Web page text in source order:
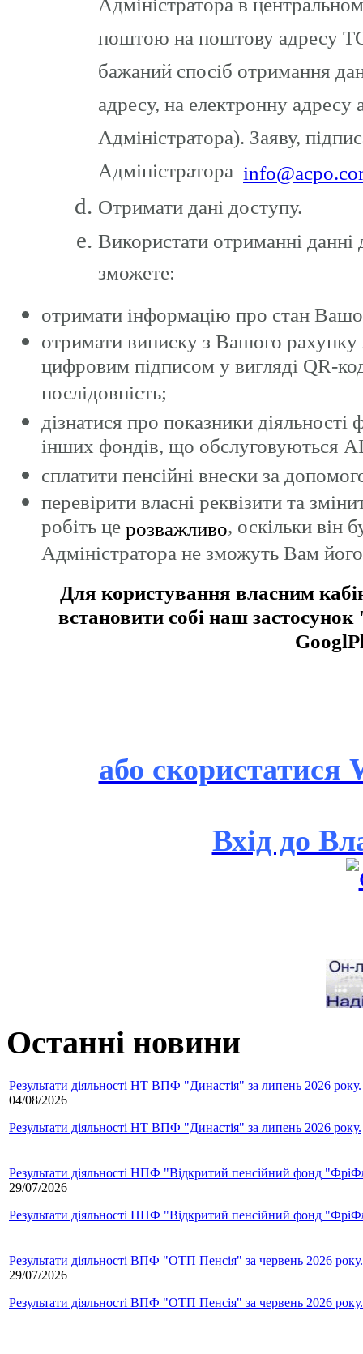
Адміністратора в
поштою на поштову адресу
бажаний спосіб отримання
адресу, на електронну
Адміністратора). Заяву,
Адміністратора
Отримати дані доступу.
Використати отриманні
зможете:
отримати інформацію про стан
отримати виписку з Вашого рахунку
цифровим підписом у вигляді QR-
послідовність;
дізнатися про показники
інших фондів, що обслуговуються
сплатити пенсійні внески за
перевірити власні реквізити та
робіть це розважливо, оскільки він
Адміністратора не зможуть Вам
Для користування власним
встановити собі наш
або скористатися
Вхід до
Останні новини
Результати діяльності НТ ВПФ "Династія" за липень 2026 року.
04/08/2026
Результати діяльності НТ ВПФ "Династія" за липень 2026 року.
Результати діяльності НПФ "Відкритий пенсійний фонд
29/07/2026
Результати діяльності НПФ "Відкритий пенсійний фонд
Результати діяльності ВПФ "ОТП Пенсія" за червень 2026 року.
29/07/2026
Результати діяльності ВПФ "ОТП Пенсія" за червень 2026 року.